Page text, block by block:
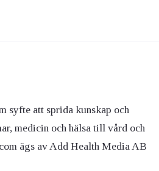
syfte att sprida kunskap och
medicin och hälsa till vård och
ägs av Add Health Media AB